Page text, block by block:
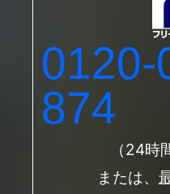
0120-
874
（24時
または、